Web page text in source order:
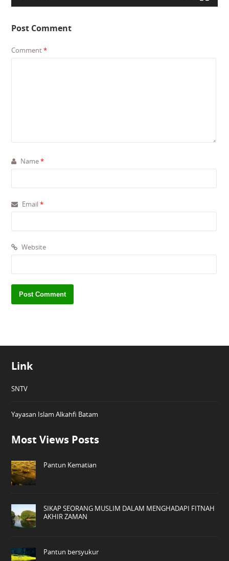
Post Comment
Comment*
Name*
Email*
Website
Link
SNTV
Yayasan Islam Alkahfi Batam
Most Views Posts
Pantun Kematian
SIKAP SEORANG MUSLIM DALAM MENGHADAPI FITNAH
AKHIR ZAMAN
Pantun bersyukur